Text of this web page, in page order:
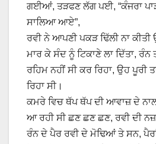
ਗਈਆਂ, ਤੜਫਣ ਲੱਗ ਪਈ, “ਕੰਜਰਾ
ਸਾਲਿਆ ਆਏ”,
ਰਵੀ ਨੇ ਆਪਣੀ ਪਕੜ ਢਿੱਲੀ ਨਾ
ਮਾਰ ਕੇ ਸੰਦ ਨੂੰ ਟਿਕਾਣੇ ਲਾ ਦਿੱਤਾ, ਰੰਨ
ਰਹਿਮ ਨਹੀਂ ਸੀ ਕਰ ਰਿਹਾ, ਉਹ ਪੂਰੀ
ਰਿਹਾ ਸੀ।
ਕਮਰੇ ਵਿਚ ਥੱਪ ਥੱਪ ਦੀ ਆਵਾਜ਼ ਦੇ
ਆ ਰਹੀ ਸੀ ਛਣ ਛਣ ਛਣ, ਰਵੀ ਦੀ
ਰੰਨ ਦੇ ਪੈਰ ਰਵੀ ਦੇ ਮੋਢਿਆਂ ਤੇ ਸਨ,